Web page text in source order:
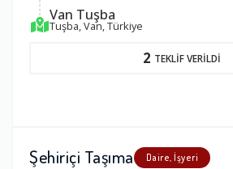
Van Tuşba
Tuşba, Van, Türkiye
2 TEKLİF VERİLDİ
Şehiriçi Taşıma Daire, İşyeri